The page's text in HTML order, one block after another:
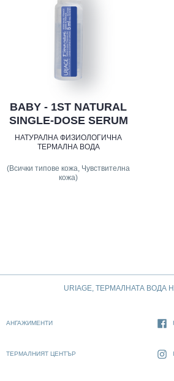
BABY - 1ST NATURAL
SINGLE-DOSE SERUM
НАТУРАЛНА ФИЗИОЛОГИЧНА
ТЕРМАЛНА ВОДА
(Всички типове кожа, Чувствителна
кожа)
URIAGE, ТЕРМАЛНАТА ВОДА
АНГАЖИМЕНТИ
ТЕРМАЛНИЯТ ЦЕНТЪР